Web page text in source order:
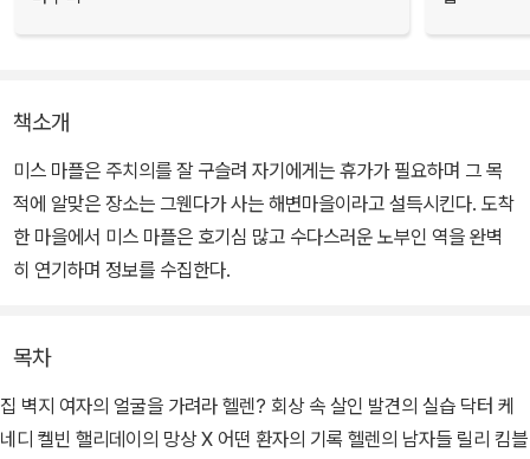
책소개
미스 마플은 주치의를 잘 구슬려 자기에게는 휴가가 필요하며 그 목
적에 알맞은 장소는 그웬다가 사는 해변마을이라고 설득시킨다. 도착
한 마을에서 미스 마플은 호기심 많고 수다스러운 노부인 역을 완벽
히 연기하며 정보를 수집한다.
목차
집 벽지 여자의 얼굴을 가려라 헬렌? 회상 속 살인 발견의 실습 닥터 케
네디 켈빈 핼리데이의 망상 X 어떤 환자의 기록 헬렌의 남자들 릴리 킴블